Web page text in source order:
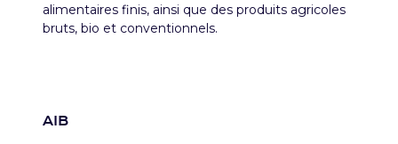
alimentaires finis, ainsi que des produits agricoles
bruts, bio et conventionnels.
AIB